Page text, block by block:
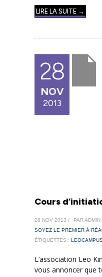
LIRE LA SUITE →
28
NOV
2013
Cours
28 NOV 2013 /
PAR ADMIN
SOYEZ LE PREMIER À
ÉTIQUETTES :
L’association Leo
vous annoncer que